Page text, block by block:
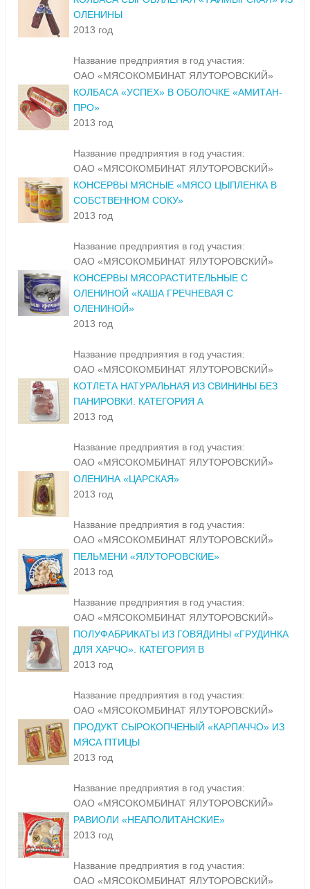
ОЛЕНИНЫ
2013 год
Название предприятия в год участия:
ОАО «МЯСОКОМБИНАТ ЯЛУТОРОВСКИЙ»
КОЛБАСА «УСПЕХ» В ОБОЛОЧКЕ «АМИТАН-
ПРО»
2013 год
Название предприятия в год участия:
ОАО «МЯСОКОМБИНАТ ЯЛУТОРОВСКИЙ»
КОНСЕРВЫ МЯСНЫЕ «МЯСО ЦЫПЛЕНКА В
СОБСТВЕННОМ СОКУ»
2013 год
Название предприятия в год участия:
ОАО «МЯСОКОМБИНАТ ЯЛУТОРОВСКИЙ»
КОНСЕРВЫ МЯСОРАСТИТЕЛЬНЫЕ С
ОЛЕНИНОЙ «КАША ГРЕЧНЕВАЯ С
ОЛЕНИНОЙ»
2013 год
Название предприятия в год участия:
ОАО «МЯСОКОМБИНАТ ЯЛУТОРОВСКИЙ»
КОТЛЕТА НАТУРАЛЬНАЯ ИЗ СВИНИНЫ БЕЗ
ПАНИРОВКИ. КАТЕГОРИЯ А
2013 год
Название предприятия в год участия:
ОАО «МЯСОКОМБИНАТ ЯЛУТОРОВСКИЙ»
ОЛЕНИНА «ЦАРСКАЯ»
2013 год
Название предприятия в год участия:
ОАО «МЯСОКОМБИНАТ ЯЛУТОРОВСКИЙ»
ПЕЛЬМЕНИ «ЯЛУТОРОВСКИЕ»
2013 год
Название предприятия в год участия:
ОАО «МЯСОКОМБИНАТ ЯЛУТОРОВСКИЙ»
ПОЛУФАБРИКАТЫ ИЗ ГОВЯДИНЫ «ГРУДИНКА
ДЛЯ ХАРЧО». КАТЕГОРИЯ В
2013 год
Название предприятия в год участия:
ОАО «МЯСОКОМБИНАТ ЯЛУТОРОВСКИЙ»
ПРОДУКТ СЫРОКОПЧЕНЫЙ «КАРПАЧЧО» ИЗ
МЯСА ПТИЦЫ
2013 год
Название предприятия в год участия:
ОАО «МЯСОКОМБИНАТ ЯЛУТОРОВСКИЙ»
РАВИОЛИ «НЕАПОЛИТАНСКИЕ»
2013 год
Название предприятия в год участия:
ОАО «МЯСОКОМБИНАТ ЯЛУТОРОВСКИЙ»